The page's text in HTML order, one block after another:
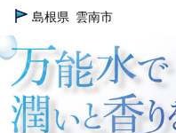
TOP
TOP
島根県 雲南市